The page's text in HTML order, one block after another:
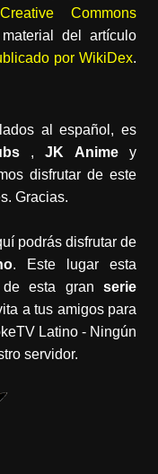
Creative Commons
del artículo
por WikiDex.
al español, es
,JK Animey
disfrutar de este
Gracias.
podrás disfrutar de
. Este lugar esta
de esta granserie
a tus amigos para
Latino - Ningún
servidor.